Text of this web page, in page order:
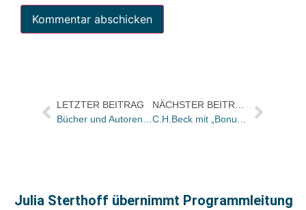
LETZTER BEITRAG
Bücher und Autoren heute in den Feuilletons von FAS und WAMS – und „zu Gast im Geisterhaus“
NÄCHSTER BEITRAG
C.H.Beck mit „Bonus“-Material zu „Das Büro“
Julia Sterthoff übernimmt Programmleitung